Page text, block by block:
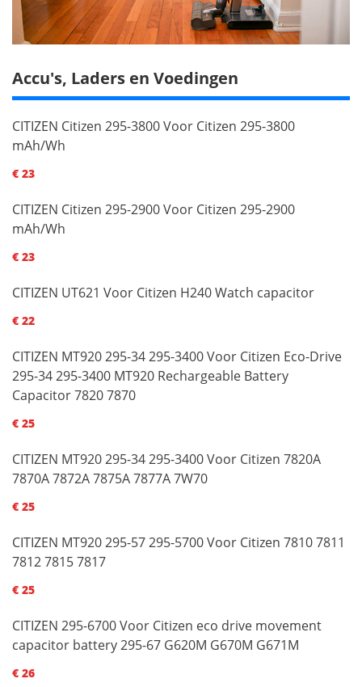
Accu's, Laders en Voedingen
CITIZEN Citizen 295-3800 Voor Citizen 295-3800
mAh/Wh
€ 23
CITIZEN Citizen 295-2900 Voor Citizen 295-2900
mAh/Wh
€ 23
CITIZEN UT621 Voor Citizen H240 Watch capacitor
€ 22
CITIZEN MT920 295-34 295-3400 Voor Citizen Eco-Drive
295-34 295-3400 MT920 Rechargeable Battery
Capacitor 7820 7870
€ 25
CITIZEN MT920 295-34 295-3400 Voor Citizen 7820A
7870A 7872A 7875A 7877A 7W70
€ 25
CITIZEN MT920 295-57 295-5700 Voor Citizen 7810 7811
7812 7815 7817
€ 25
CITIZEN 295-6700 Voor Citizen eco drive movement
capacitor battery 295-67 G620M G670M G671M
€ 26